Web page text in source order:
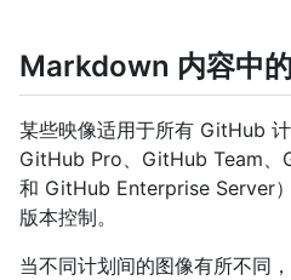
Markdown 内容中
某些映像适用于所有 GitHub
GitHub Pro、GitHub Team
和 GitHub Enterprise Server
版本控制。
当不同计划间的图像有所不同